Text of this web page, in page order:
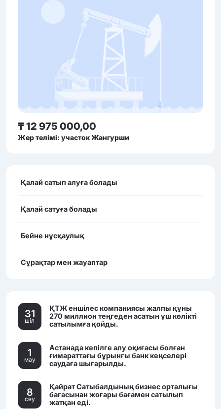
₸ 12 975 000,00
Жер телімі: участок Жангурши
Қалай сатып алуға болады
Қалай сатуға болады
Бейне нұсқаулық
Сұрақтар мен жауаптар
31
шiл
ҚТЖ еншілес компаниясы жалпы құны
270 миллион теңгеден асатын үш көлікті
сатылымға қойды.
1
мау
Астанада кепілге алу оқиғасы болған
ғимараттағы бұрынғы банк кеңселері
саудаға шығарылды.
8
сәу
Қайрат Сатыбалдының бизнес орталығы
бағасынан жоғары бағамен сатылып
жатқан еді.